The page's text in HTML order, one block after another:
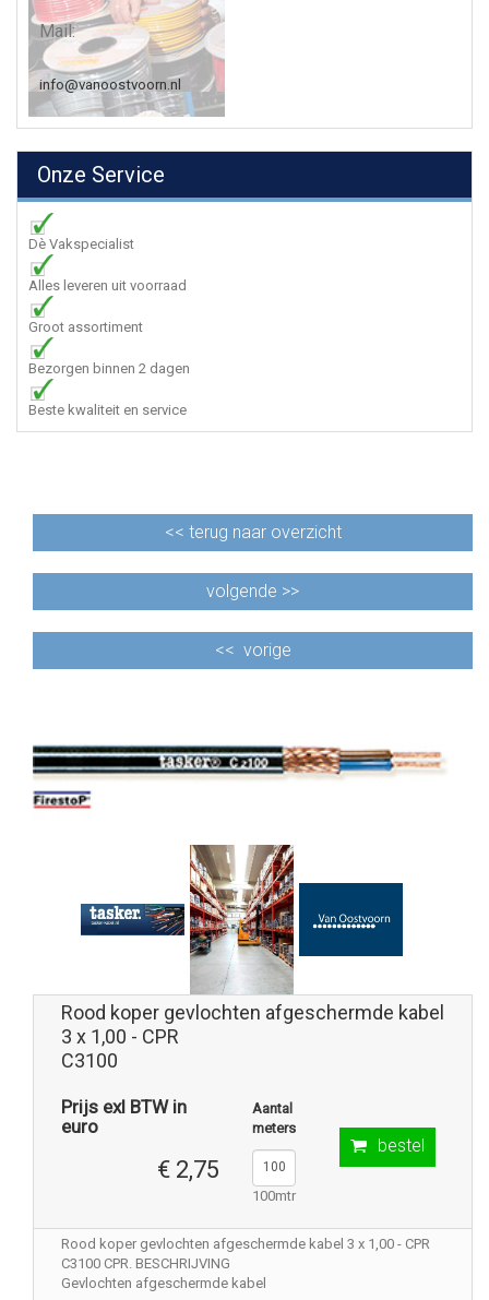
Mail:
info@vanoostvoorn.nl
Onze Service
Dè Vakspecialist
Alles leveren uit voorraad
Groot assortiment
Bezorgen binnen 2 dagen
Beste kwaliteit en service
<< terug naar overzicht
volgende >>
<< vorige
Rood koper gevlochten afgeschermde kabel
3 x 1,00 - CPR
C3100
Prijs exl BTW in
euro
€ 2,75
Aantal
meters
100mtr
bestel
Rood koper gevlochten afgeschermde kabel 3 x 1,00 - CPR
C3100 CPR. BESCHRIJVING
Gevlochten afgeschermde kabel